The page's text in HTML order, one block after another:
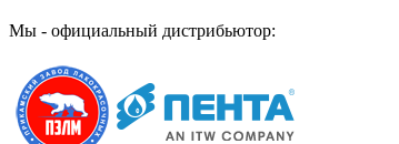
Мы - официальный дистрибьютор: